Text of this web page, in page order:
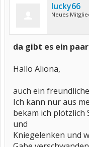
lucky66
Neues
da gibt es ein
Hallo Aliona,
auch ein
Ich kann nur aus
bekam ich plötzlich
und
Kniegelenken und